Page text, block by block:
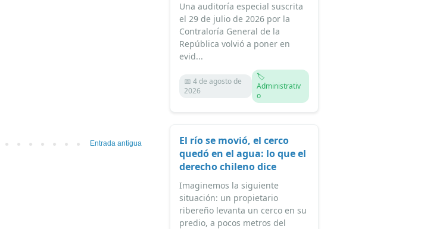
Entrada antigua
Una auditoría especial suscrita
el 29 de julio de 2026 por la
Contraloría General de la
República volvió a poner en
evid...
📅 4 de agosto de
2026
🏷️
Administrativ
o
El río se movió, el cerco
quedó en el agua: lo que el
derecho chileno dice
Imaginemos la siguiente
situación: un propietario
ribereño levanta un cerco en su
predio, a pocos metros del